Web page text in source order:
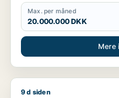
Max. per måned
20.000.000 DKK
Mere
Flemming søger lager til leje
9 d siden